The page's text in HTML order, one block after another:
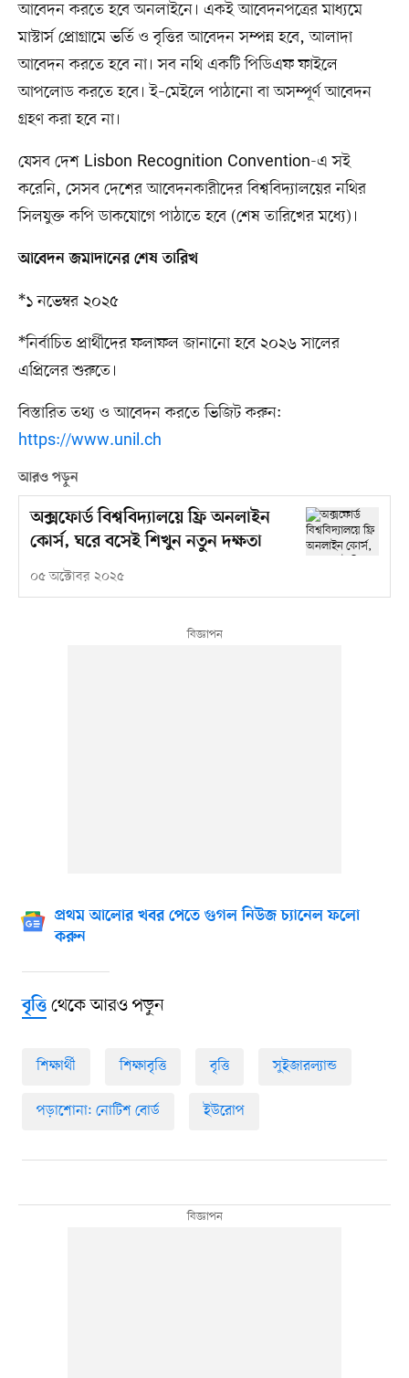
আবেদন করতে হবে অনলাইনে। একই আবেদনপত্রের মাধ্যমে
মাস্টার্স প্রোগ্রামে ভর্তি ও বৃত্তির আবেদন সম্পন্ন হবে, আলাদা
আবেদন করতে হবে না। সব নথি একটি পিডিএফ ফাইলে
আপলোড করতে হবে। ই–মেইলে পাঠানো বা অসম্পূর্ণ আবেদন
গ্রহণ করা হবে না।
যেসব দেশ Lisbon Recognition Convention-এ সই
করেনি, সেসব দেশের আবেদনকারীদের বিশ্ববিদ্যালয়ের নথির
সিলযুক্ত কপি ডাকযোগে পাঠাতে হবে (শেষ তারিখের মধ্যে)।
আবেদন জমাদানের শেষ তারিখ
*১ নভেম্বর ২০২৫
*নির্বাচিত প্রার্থীদের ফলাফল জানানো হবে ২০২৬ সালের
এপ্রিলের শুরুতে।
বিস্তারিত তথ্য ও আবেদন করতে ভিজিট করুন:
https://www.unil.ch
আরও পড়ুন
অক্সফোর্ড বিশ্ববিদ্যালয়ে ফ্রি অনলাইন
কোর্স, ঘরে বসেই শিখুন নতুন দক্ষতা
০৫ অক্টোবর ২০২৫
প্রথম আলোর খবর পেতে গুগল নিউজ চ্যানেল ফলো
করুন
বৃত্তিথেকে আরও পড়ুন
শিক্ষার্থী শিক্ষাবৃত্তি বৃত্তি সুইজারল্যান্ড
পড়াশোনা: নোটিশ বোর্ড ইউরোপ